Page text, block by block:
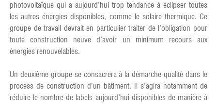
photovoltaïque qui a aujourd’hui trop tendance à éclipser toutes
les autres énergies disponibles, comme le solaire thermique. Ce
groupe de travail devrait en particulier traiter de l’obligation pour
toute construction neuve d’avoir un minimum recours aux
énergies renouvelables.
Un deuxième groupe se consacrera à la démarche qualité dans le
process de construction d’un bâtiment. Il s’agira notamment de
réduire le nombre de labels aujourd’hui disponibles de manière à